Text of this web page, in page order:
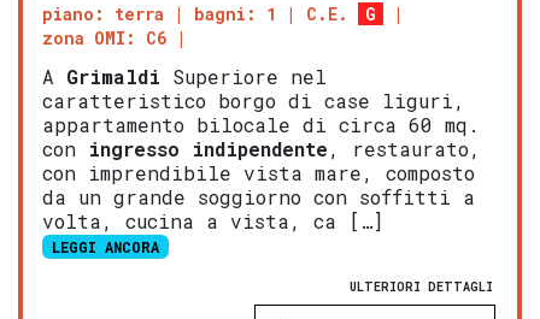
piano: terra bagni: 1 C.E.
G
zona OMI: C6
A Grimaldi Superiore nel
caratteristico borgo di case liguri,
appartamento bilocale di circa 60 mq.
con ingresso indipendente, restaurato,
con imprendibile vista mare, composto
da un grande soggiorno con soffitti a
volta, cucina a vista, ca […]
LEGGI ANCORA
ULTERIORI DETTAGLI